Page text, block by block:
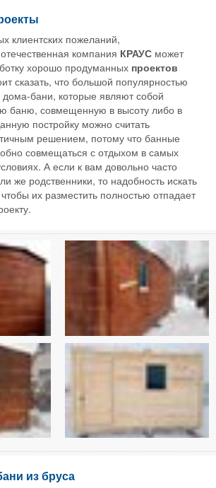
клиентских пожеланий,
компания КРАУС может
хорошо продуманных проектов
сказать, что большой популярностью
дома-бани, которые являют собой
баню, совмещенную в высоту либо в
постройку можно считать
решением, потому что банные
совмещаться с отдыхом в самых
А если к вам довольно часто
же родственники, то надобность искать
их разместить полностью отпадает
из бруса